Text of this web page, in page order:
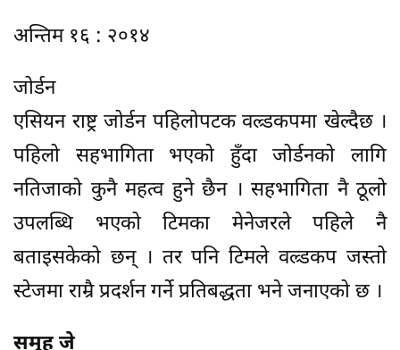
अन्तिम १६ : २०१४
जोर्डन
एसियन राष्ट्र जोर्डन पहिलोपटक वल्र्डकपमा खेल्दैछ ।
पहिलो सहभागिता भएको हुँदा जोर्डनको लागि
नतिजाको कुनै महत्व हुने छैन । सहभागिता नै ठूलो
उपलब्धि भएको टिमका मेनेजरले पहिले नै
बताइसकेको छन् । तर पनि टिमले वल्र्डकप जस्तो
स्टेजमा राम्रै प्रदर्शन गर्ने प्रतिबद्धता भने जनाएको छ ।
समूह जे